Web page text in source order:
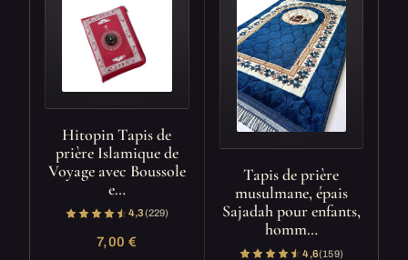
Hitopin Tapis de
prière Islamique de
Voyage avec Boussole
e…
4,3(229)
7,00 €
Tapis de prière
musulmane, épais
Sajadah pour enfants,
homm…
4,6(159)